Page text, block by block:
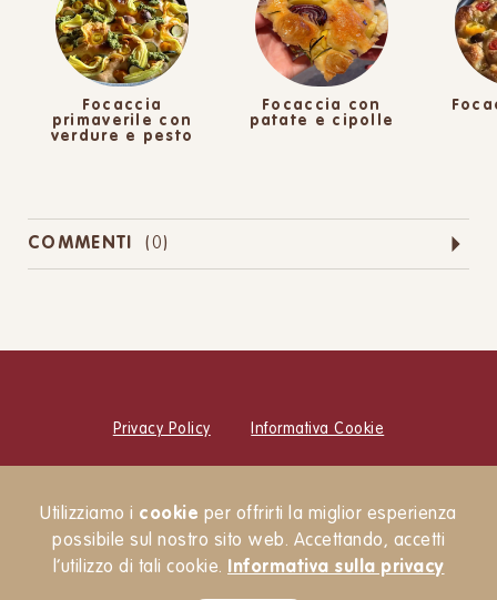
Utilizziamo i cookie per offrirti la miglior esperienza
possibile sul nostro sito web. Accettando, accetti
l’utilizzo di tali cookie. Informativa sulla privacy
Focaccia
primaverile con
verdure e pesto
Focaccia con
patate e cipolle
COMMENTI (0)
Privacy Policy Informativa Cookie
Newsletter